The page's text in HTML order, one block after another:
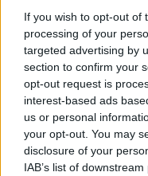
If you wish to opt-out of
processing of your
targeted advertising by
section to confirm your
opt-out request is
interest-based ads
us or personal
your opt-out. You may
disclosure of your
IAB’s list of
εμφανίζει
χωρίς αυτό να
καθόλου έργα
ήταν εντός του
οριστεί
υπάρχει
βρισκόταν σε
τουλάχιστον 2